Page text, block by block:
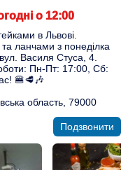
о 12:00
в Львові.
ланчами з понеділка
Василя Стуса, 4.
Пн-Пт: 17:00, Сб:
🍔🥩🎶
область, 79000
Подзвонити